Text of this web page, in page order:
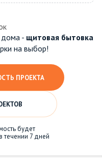
дома - щитовая бытовка
на выбор!
ПРОЕКТА
будет
течении 7 дней